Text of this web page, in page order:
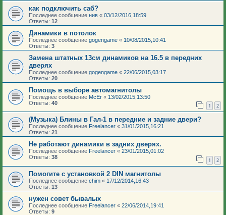
как подключить саб?
Последнее сообщение нив « 03/12/2016,18:59
Ответы: 12
Динамики в потолок
Последнее сообщение gogengame « 10/08/2015,10:41
Ответы: 3
Замена штатных 13см динамиков на 16.5 в передних
дверях
Последнее сообщение gogengame « 22/06/2015,03:17
Ответы: 20
Помощь в выборе автомагнитолы
Последнее сообщение McEr « 13/02/2015,13:50
Ответы: 40 1 2
(Музыка) Блины в Гал-1 в передние и задние двери?
Последнее сообщение Freelancer « 31/01/2015,16:21
Ответы: 21
Не работают динамики в задних дверях.
Последнее сообщение Freelancer « 23/01/2015,01:02
Ответы: 38 1 2
Помогите с установкой 2 DIN магнитолы
Последнее сообщение chim « 17/12/2014,16:43
Ответы: 13
нужен совет бывалых
Последнее сообщение Freelancer « 22/06/2014,19:41
Ответы: 9